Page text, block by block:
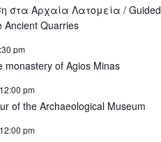
στα Αρχαία Λατομεία / Guided
Ancient Quarries
pm
monastery of Agios Minas
12:00 pm
of the Archaeological Museum
12:00 pm